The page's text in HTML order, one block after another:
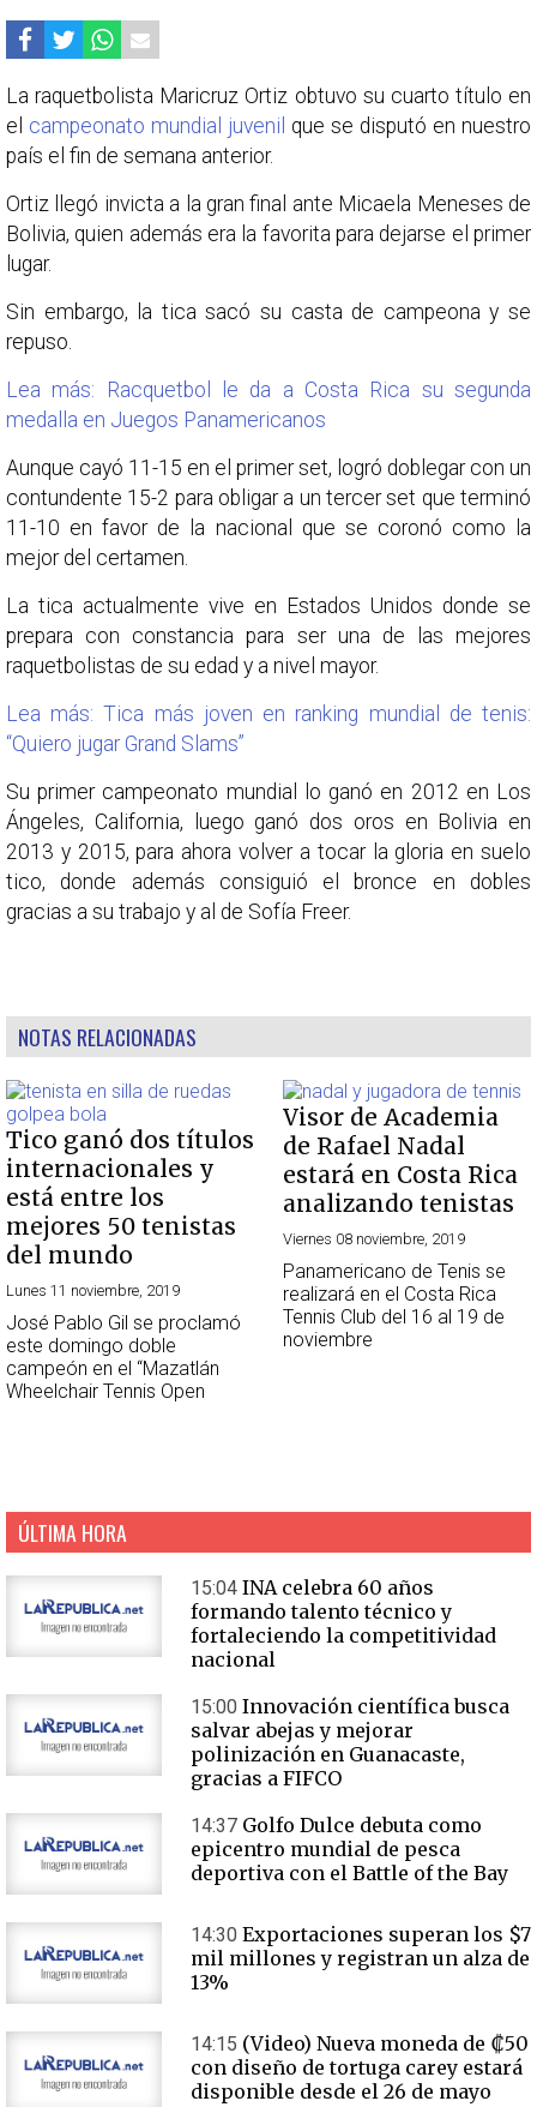
La raquetbolista Maricruz Ortiz obtuvo su cuarto título en
el campeonato mundial juvenil que se disputó en nuestro
país el fin de semana anterior.
Ortiz llegó invicta a la gran final ante Micaela Meneses de
Bolivia, quien además era la favorita para dejarse el primer
lugar.
Sin embargo, la tica sacó su casta de campeona y se
repuso.
Lea más: Racquetbol le da a Costa Rica su segunda
medalla en Juegos Panamericanos
Aunque cayó 11-15 en el primer set, logró doblegar con un
contundente 15-2 para obligar a un tercer set que terminó
11-10 en favor de la nacional que se coronó como la
mejor del certamen.
La tica actualmente vive en Estados Unidos donde se
prepara con constancia para ser una de las mejores
raquetbolistas de su edad y a nivel mayor.
Lea más: Tica más joven en ranking mundial de tenis:
“Quiero jugar Grand Slams”
Su primer campeonato mundial lo ganó en 2012 en Los
Ángeles, California, luego ganó dos oros en Bolivia en
2013 y 2015, para ahora volver a tocar la gloria en suelo
tico, donde además consiguió el bronce en dobles
gracias a su trabajo y al de Sofía Freer.
NOTAS RELACIONADAS
Tico ganó dos títulos
internacionales y
está entre los
mejores 50 tenistas
del mundo
Lunes 11 noviembre, 2019
José Pablo Gil se proclamó
este domingo doble
campeón en el “Mazatlán
Wheelchair Tennis Open
Visor de Academia
de Rafael Nadal
estará en Costa Rica
analizando tenistas
Viernes 08 noviembre, 2019
Panamericano de Tenis se
realizará en el Costa Rica
Tennis Club del 16 al 19 de
noviembre
ÚLTIMA HORA
15:04 INA celebra 60 años
formando talento técnico y
fortaleciendo la competitividad
nacional
15:00 Innovación científica busca
salvar abejas y mejorar
polinización en Guanacaste,
gracias a FIFCO
14:37 Golfo Dulce debuta como
epicentro mundial de pesca
deportiva con el Battle of the Bay
14:30 Exportaciones superan los $7
mil millones y registran un alza de
13%
14:15 (Video) Nueva moneda de ₡50
con diseño de tortuga carey estará
disponible desde el 26 de mayo